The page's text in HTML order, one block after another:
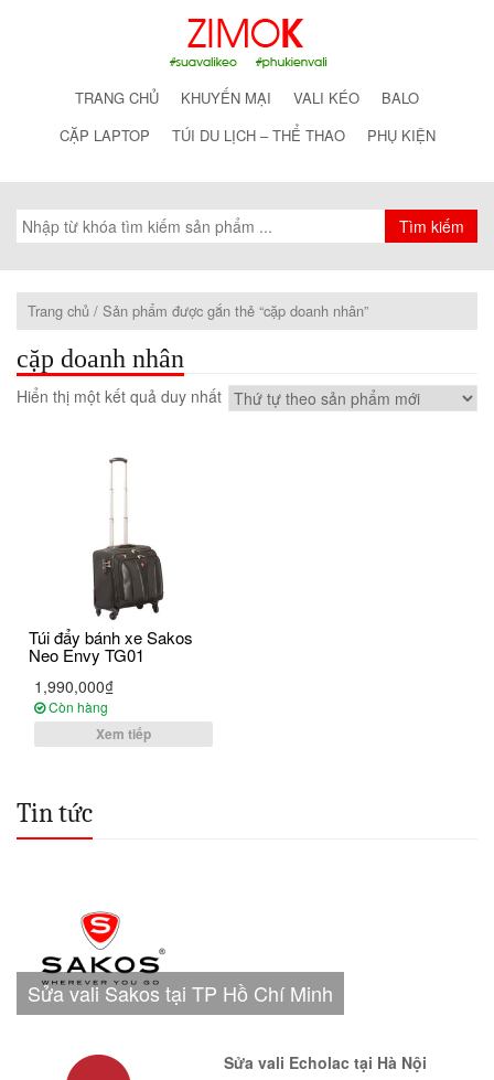
TRANG CHỦ KHUYẾN MẠI VALI KÉO
BALO
CẶP LAPTOP
TÚI DU LỊCH – THỂ THAO PHỤ KIỆN
Trang chủ / Sản phẩm được gắn thẻ “cặp doanh nhân”
cặp doanh nhân
Hiển thị một kết quả duy nhất
Túi đẩy bánh xe Sakos
Neo Envy TG01
1,990,000₫
Còn hàng
Xem tiếp
Tin tức
Sửa vali Sakos tại TP Hồ Chí Minh
Sửa vali Echolac tại Hà Nội